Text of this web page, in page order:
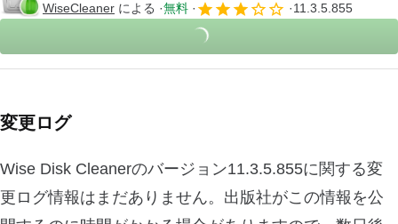
WiseCleaner による 無料 11.3.5.855
変更ログ
Wise Disk Cleanerのバージョン11.3.5.855に関する変
更ログ情報はまだありません。出版社がこの情報を公